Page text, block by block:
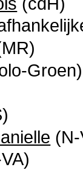
Groen)